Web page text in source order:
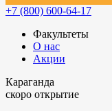
+7 (800) 600-64-17
Факультеты
О нас
Акции
Караганда
скоро открытие